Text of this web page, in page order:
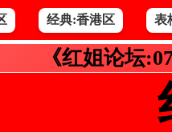
经典:香港区 表
《红姐论坛